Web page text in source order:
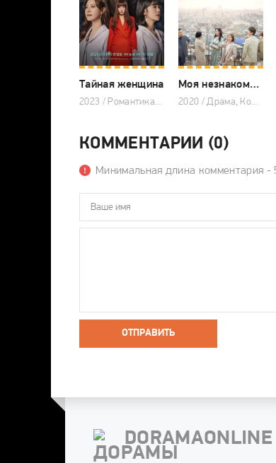
Тайная женщина
2023 / Романтика, Мелодрама, Триллер, Драма, Корейские дорамы
Моя незнакомая семья
2020 / Драма, Корейские дорамы
КОММЕНТАРИИ (0)
Минимальная длина комментария -
ОТПРАВИТЬ
DORAMAONLINE